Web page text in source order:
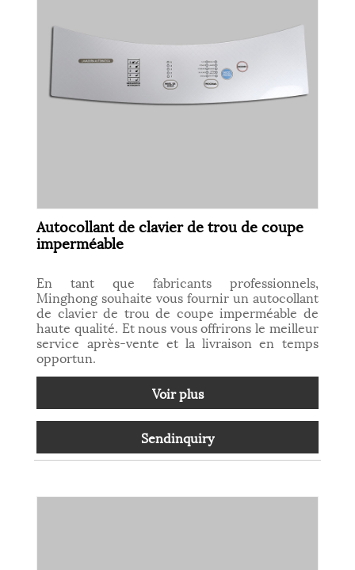
Autocollant de clavier de trou de coupe
imperméable
En tant que fabricants professionnels,
Minghong souhaite vous fournir un autocollant
de clavier de trou de coupe imperméable de
haute qualité. Et nous vous offrirons le meilleur
service après-vente et la livraison en temps
opportun.
Voir plus
Sendinquiry